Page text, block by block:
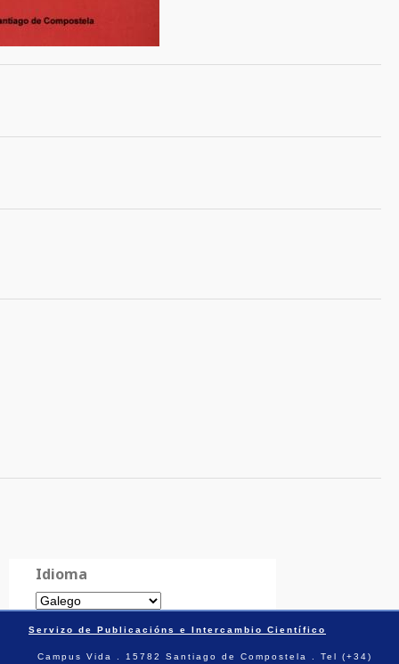
Idioma
Servizo de Publicacións e Intercambio Científico
Campus Vida . 15782 Santiago de Compostela . Tel (+34)